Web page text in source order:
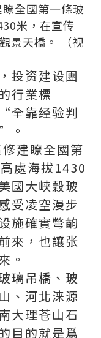
全國第一條玻
米，在宣传
景天橋。 （视
投资建设團
行業標
全靠经验判
。
建瞭全國第
處海拔1430
國大峡穀玻
受凌空漫步
施確實彆齣
來，也讓张
。
璃吊橋、玻
、河北涞源
大理苍山石
目的就是爲